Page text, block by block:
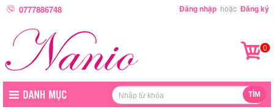
0777886748 Đăng nhập hoặc Đăng ký
0